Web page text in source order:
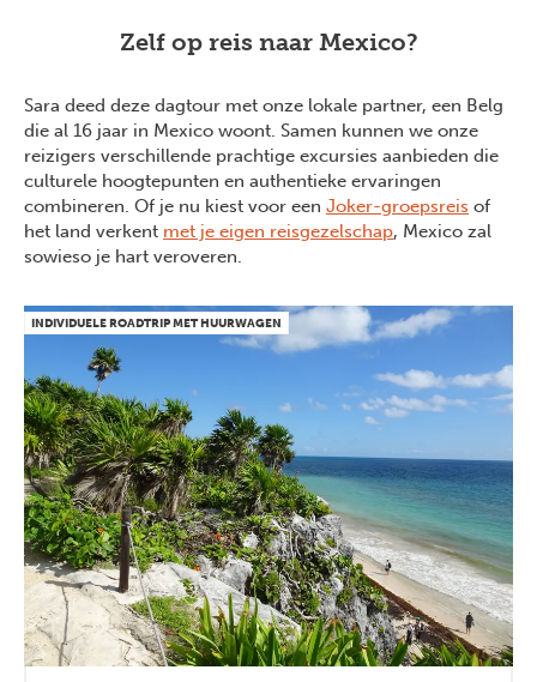
Zelf op reis naar Mexico?
Sara deed deze dagtour met onze lokale partner, een Belg
die al 16 jaar in Mexico woont. Samen kunnen we onze
reizigers verschillende prachtige excursies aanbieden die
culturele hoogtepunten en authentieke ervaringen
combineren. Of je nu kiest voor een Joker-groepsreis of
het land verkent met je eigen reisgezelschap, Mexico zal
sowieso je hart veroveren.
INDIVIDUELE ROADTRIP MET HUURWAGEN